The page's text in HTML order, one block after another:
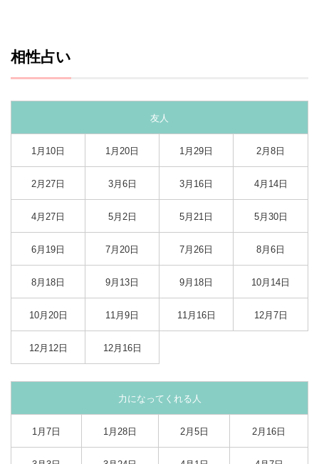
相性占い
友人
1月10日 1月20日 1月29日 2月8日
2月27日 3月6日 3月16日 4月14日
4月27日 5月2日 5月21日 5月30日
6月19日 7月20日 7月26日 8月6日
8月18日 9月13日 9月18日 10月14日
10月20日 11月9日 11月16日 12月7日
12月12日 12月16日
力になってくれる人
1月7日 1月28日 2月5日 2月16日